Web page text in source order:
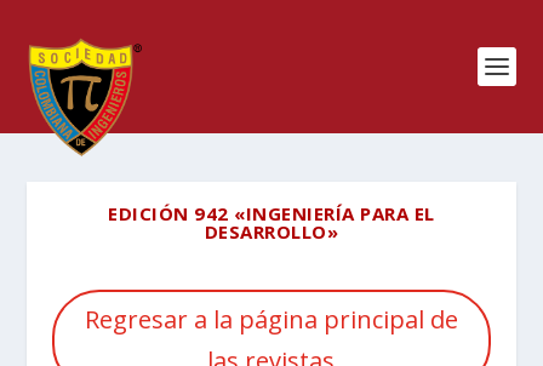
EDICIÓN 942 «INGENIERÍA PARA EL
DESARROLLO»
Regresar a la página principal de